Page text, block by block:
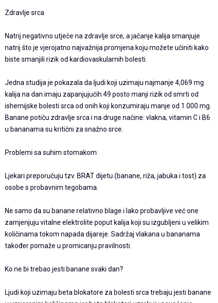
Zdravlje srca
Natrij negativno utječe na zdravlje srce, a jačanje kalija smanjuje
natrij što je vjerojatno najvažnija promjena koju možete učiniti kako
biste smanjili rizik od kardiovaskularnih bolesti.
Jedna studija je pokazala da ljudi koji uzimaju najmanje 4,069 mg
kalija na dan imaju zapanjujućih 49 posto manji rizik od smrti od
ishemijske bolesti srca od onih koji konzumiraju manje od 1.000 mg.
Banane potiču zdravlje srca i na druge načine: vlakna, vitamin C i B6
u bananama su kritični za snažno srce.
Problemi sa suhim stomakom
Ljekari preporučuju tzv. BRAT dijetu (banane, riža, jabuka i tost) za
osobe s probavnim tegobama.
Ne samo da su banane relativno blage i lako probavljive već one
zamjenjuju vitalne elektrolite poput kalija koji su izgubljeni u velikim
količinama tokom napada dijareje. Sadržaj vlakana u bananama
također pomaže u promicanju pravilnosti.
Ko ne bi trebao jesti banane svaki dan?
Ljudi koji uzimaju beta blokatore za bolesti srca trebaju jesti banane